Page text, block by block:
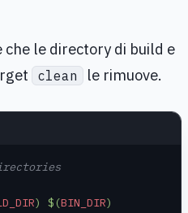
che le directory di build e
clean le rimuove.
) $(BIN_DIR)